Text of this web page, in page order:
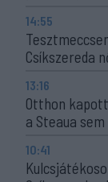
14:55
Csíkszereda
13:16
Otthon
a Steaua
10:41